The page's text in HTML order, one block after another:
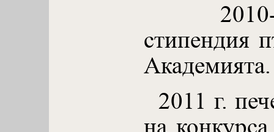
2010-
стипендия
Академията.
2011 г.